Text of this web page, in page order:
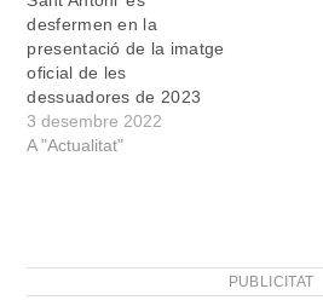
desfermen en la
presentació de la imatge
oficial de les
dessuadores de 2023
3 desembre 2022
A "Actualitat"
PUBLICITAT